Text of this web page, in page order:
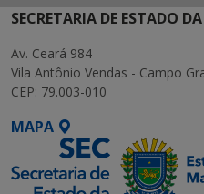
SECRETARIA DE ESTADO
Av. Ceará 984
Vila Antônio Vendas - Campo
CEP: 79.003-010
MAPA